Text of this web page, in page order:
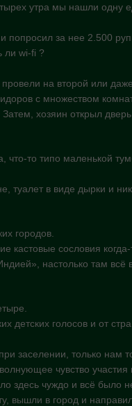
утра мы нашли одну
попросил за нее 2.500
ли wi-fi ?
на второй или
с множеством
хозяин открыл
что-то типо маленькой
туалет в виде дырки и
городов.
кастовые сословия
настолько там всë
детских голосов и от
заселении, только нам
чувство
здесь чуждо и всё было
вышли в город и